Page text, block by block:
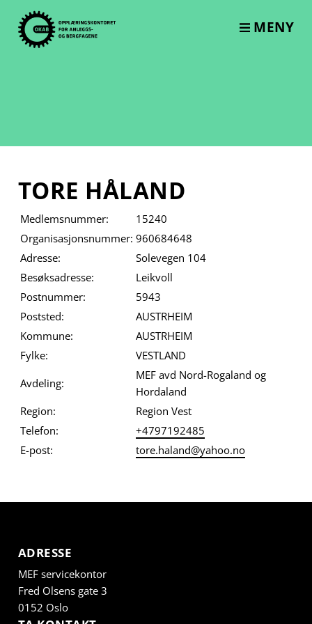
content
MENY
TORE HÅLAND
Medlemsnummer:
15240
Organisasjonsnummer: 960684648
Adresse:
Solevegen 104
Besøksadresse:
Leikvoll
Postnummer:
5943
Poststed:
AUSTRHEIM
Kommune:
AUSTRHEIM
Fylke:
VESTLAND
Avdeling:
MEF avd Nord-Rogaland og
Hordaland
Region:
Region Vest
Telefon:
+4797192485
E-post:
tore.haland@yahoo.no
ADRESSE
MEF servicekontor
Fred Olsens gate 3
0152 Oslo